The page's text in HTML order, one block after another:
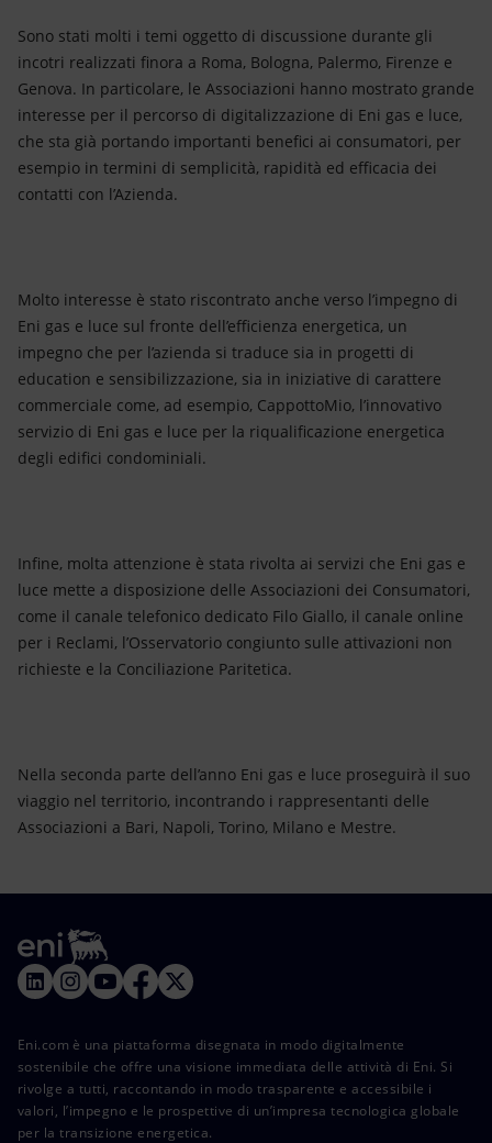
Sono stati molti i temi oggetto di discussione durante gli
incotri realizzati finora a Roma, Bologna, Palermo, Firenze e
Genova. In particolare, le Associazioni hanno mostrato grande
interesse per il percorso di digitalizzazione di Eni gas e luce,
che sta già portando importanti benefici ai consumatori, per
esempio in termini di semplicità, rapidità ed efficacia dei
contatti con l’Azienda.
Molto interesse è stato riscontrato anche verso l’impegno di
Eni gas e luce sul fronte dell’efficienza energetica, un
impegno che per l’azienda si traduce sia in progetti di
education e sensibilizzazione, sia in iniziative di carattere
commerciale come, ad esempio, CappottoMio, l’innovativo
servizio di Eni gas e luce per la riqualificazione energetica
degli edifici condominiali.
Infine, molta attenzione è stata rivolta ai servizi che Eni gas e
luce mette a disposizione delle Associazioni dei Consumatori,
come il canale telefonico dedicato Filo Giallo, il canale online
per i Reclami, l’Osservatorio congiunto sulle attivazioni non
richieste e la Conciliazione Paritetica.
Nella seconda parte dell’anno Eni gas e luce proseguirà il suo
viaggio nel territorio, incontrando i rappresentanti delle
Associazioni a Bari, Napoli, Torino, Milano e Mestre.
Eni.com è una piattaforma disegnata in modo digitalmente
sostenibile che offre una visione immediata delle attività di Eni. Si
rivolge a tutti, raccontando in modo trasparente e accessibile i
valori, l’impegno e le prospettive di un’impresa tecnologica globale
per la transizione energetica.